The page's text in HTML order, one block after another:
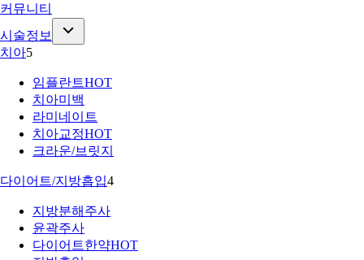
커뮤니티
시술정보
치아5
임플란트HOT
치아미백
라미네이트
치아교정HOT
크라운/브릿지
다이어트/지방흡입4
지방분해주사
윤곽주사
다이어트한약HOT